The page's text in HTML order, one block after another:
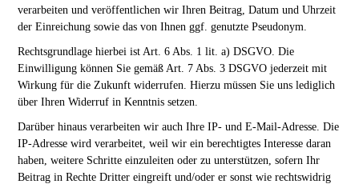
verarbeiten und veröffentlichen wir Ihren Beitrag, Datum und Uhrzeit
der Einreichung sowie das von Ihnen ggf. genutzte Pseudonym.
Rechtsgrundlage hierbei ist Art. 6 Abs. 1 lit. a) DSGVO. Die
Einwilligung können Sie gemäß Art. 7 Abs. 3 DSGVO jederzeit mit
Wirkung für die Zukunft widerrufen. Hierzu müssen Sie uns lediglich
über Ihren Widerruf in Kenntnis setzen.
Darüber hinaus verarbeiten wir auch Ihre IP- und E-Mail-Adresse. Die
IP-Adresse wird verarbeitet, weil wir ein berechtigtes Interesse daran
haben, weitere Schritte einzuleiten oder zu unterstützen, sofern Ihr
Beitrag in Rechte Dritter eingreift und/oder er sonst wie rechtswidrig